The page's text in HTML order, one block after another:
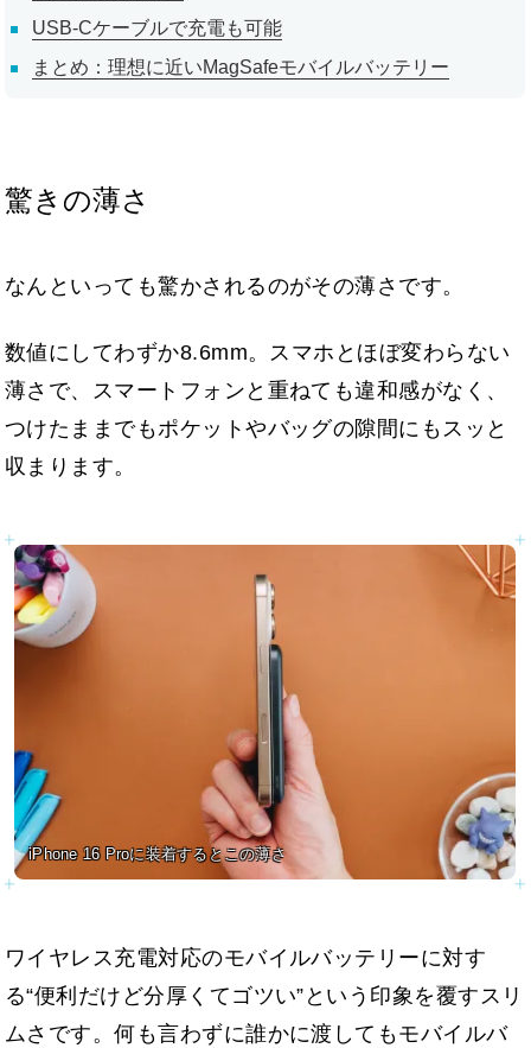
USB-Cケーブルで充電も可能
まとめ：理想に近いMagSafeモバイルバッテリー
驚きの薄さ
なんといっても驚かされるのがその薄さです。
数値にしてわずか8.6mm。スマホとほぼ変わらない
薄さで、スマートフォンと重ねても違和感がなく、
つけたままでもポケットやバッグの隙間にもスッと
収まります。
iPhone 16 Proに装着するとこの薄さ
ワイヤレス充電対応のモバイルバッテリーに対す
る“便利だけど分厚くてゴツい”という印象を覆すスリ
ムさです。何も言わずに誰かに渡してもモバイルバ